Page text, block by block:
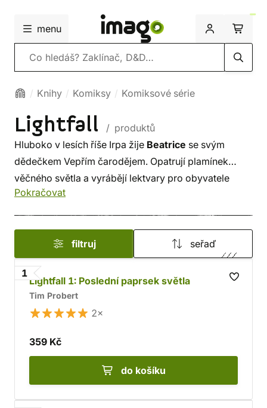
menu
Vyhledávání
Knihy Komiksy Komiksové série
Lightfall
/ produktů
Hluboko v lesích říše Irpa žije Beatrice se svým
dědečkem Vepřím čarodějem. Opatrují plamínek
věčného světla a vyrábějí lektvary pro obyvatele
tohoto kdysi vzkvétajícího světa.
Jednoho rána však dědeček záhadně zmizí. Bea musí
překonat svůj věčný strach a vydá se ho hledat. Ještě
štěstí, že narazí na dobrosrdečného hrdinuCada,
potomka dávného rodu Galdurianů. Spolu s ním čelí
nástrahám a temnotě, která chce Irpu navždy pohltit.
Pokračovat
filtruj seřaď
1
Lightfall 1: Poslední paprsek světla
Tim Probert
2×
359 Kč
do košíku